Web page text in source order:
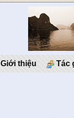
Giới thiệu Tác